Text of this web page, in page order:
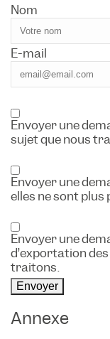
Nom
E-mail
Envoyer une
sujet que nous
Envoyer une
elles ne sont
Envoyer une
d’exportation
traitons.
Annexe